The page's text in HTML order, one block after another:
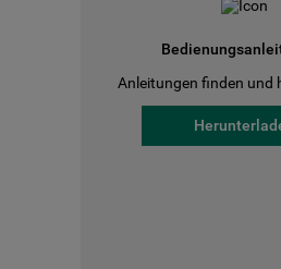
Anleitungen finden und